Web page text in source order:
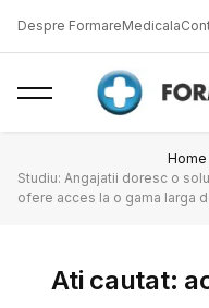
Despre FormareMedicala
Home
Studiu: Angajatii doresc o
ofere acces la o gama larga
Ati cautat: